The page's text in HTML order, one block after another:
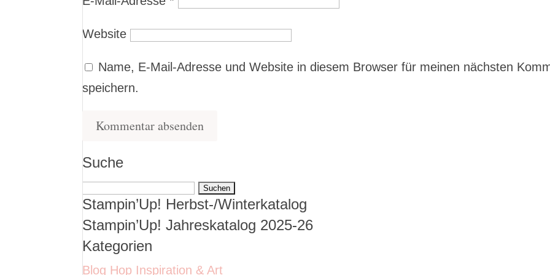
Website
Name, E-Mail-Adresse und Website in diesem Browser für meinen nächsten
speichern.
Suche
Suchen
nach:
Stampin’Up! Herbst-/Winterkatalog
Stampin’Up! Jahreskatalog 2025-26
Kategorien
Blog Hop Inspiration & Art